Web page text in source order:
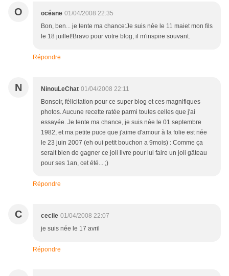
O océane 01/04/2008 22:35
Bon, ben... je tente ma chance:Je suis née le 11 maiet mon fils
le 18 juillet!Bravo pour votre blog, il m'inspire souvant.
Répondre
N NinouLeChat 01/04/2008 22:11
Bonsoir, félicitation pour ce super blog et ces magnifiques
photos. Aucune recette ratée parmi toutes celles que j'ai
essayée. Je tente ma chance, je suis née le 01 septembre
1982, et ma petite puce que j'aime d'amour à la folie est née
le 23 juin 2007 (eh oui petit bouchon a 9mois) : Comme ça
serait bien de gagner ce joli livre pour lui faire un joli gâteau
pour ses 1an, cet été... ;)
Répondre
C cecile 01/04/2008 22:07
je suis née le 17 avril
Répondre